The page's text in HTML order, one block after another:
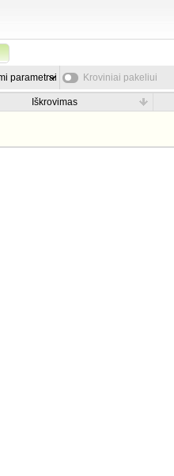
parametrai Kroviniai pakeliui
Iškrovimas